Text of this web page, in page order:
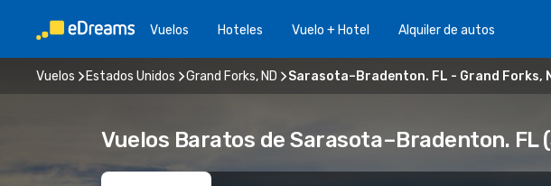
Vuelos Hoteles Vuelo + Hotel Alquiler de autos
Vuelos Estados Unidos Grand Forks, ND Sarasota–Bradenton. FL - Grand Forks,
Vuelos Baratos de Sarasota–Bradenton. FL